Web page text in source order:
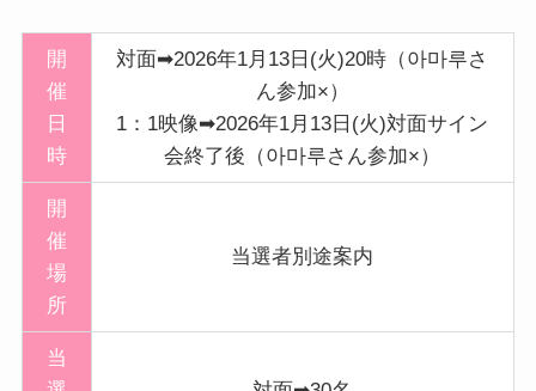
開
催
日
時
対面➡2026年1月13日(火)20時（아마루さ
ん参加×）
1：1映像➡2026年1月13日(火)対面サイン
会終了後（아마루さん参加×）
開
催
場
所
当選者別途案内
当